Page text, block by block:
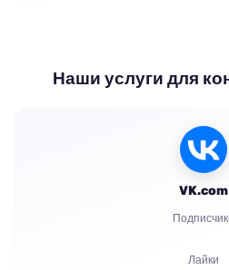
Наши услуги для
VK.com
Лайки